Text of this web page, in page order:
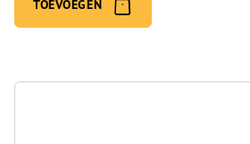
TOEVOEGEN